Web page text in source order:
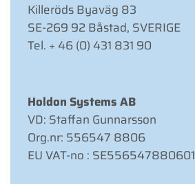
Killeröds Byaväg 83
SE-269 92 Båstad, SVERIGE
Tel. + 46 (0) 431 831 90
Holdon Systems AB
VD: Staffan Gunnarsson
Org.nr: 556547 8806
EU VAT-no : SE556547880601